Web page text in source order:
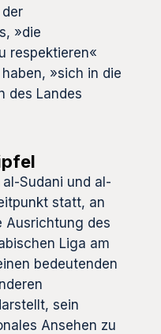
»die
respektieren«
»sich in die
des Landes
Sudani und al-
statt, an
Ausrichtung des
Liga am
bedeutenden
sein
Ansehen zu